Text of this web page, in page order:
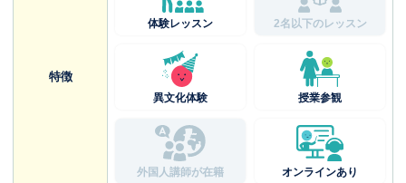
特徴
体験レッスン 2名以下のレッスン
異文化体験 授業参観
外国人講師が在籍 オンラインあり